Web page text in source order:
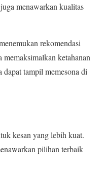
menawarkan kualitas
rekomendasi
ketahanan
tampil memesona di
kesan yang lebih kuat.
pilihan terbaik